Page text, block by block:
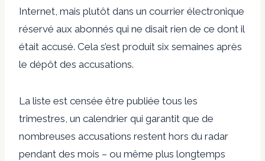
Internet, mais plutôt dans un courrier électronique
réservé aux abonnés qui ne disait rien de ce dont il
était accusé. Cela s’est produit six semaines après
le dépôt des accusations.
La liste est censée être publiée tous les
trimestres, un calendrier qui garantit que de
nombreuses accusations restent hors du radar
pendant des mois – ou même plus longtemps